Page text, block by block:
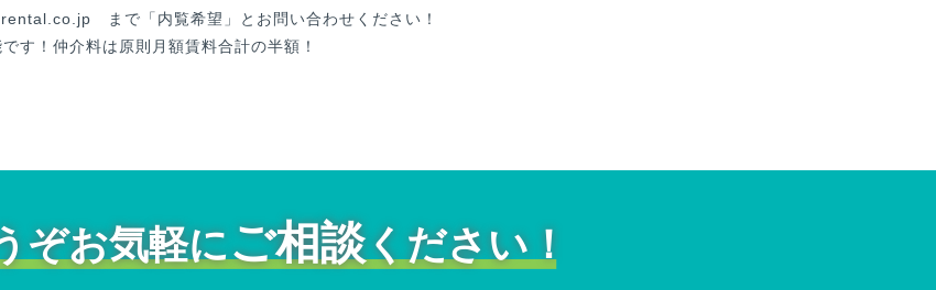
まで「内覧希望」とお問い合わせください！
す！仲介料は原則月額賃料合計の半額！
ぞお気軽にご相談ください！